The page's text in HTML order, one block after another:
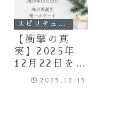
スピリチュアル
【衝撃の真
実】2025年
12月22日を逃
すと一生後悔
2025.12.15